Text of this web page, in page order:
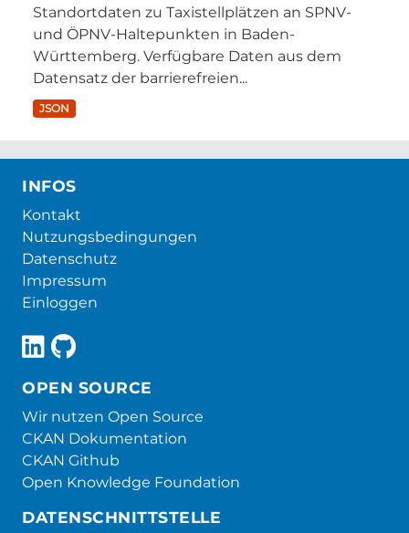
Standortdaten zu Taxistellplätzen an SPNV-
und ÖPNV-Haltepunkten in Baden-
Württemberg. Verfügbare Daten aus dem
Datensatz der barrierefreien...
JSON
INFOS
Kontakt
Nutzungsbedingungen
Datenschutz
Impressum
Einloggen
OPEN SOURCE
Wir nutzen Open Source
CKAN Dokumentation
CKAN Github
Open Knowledge Foundation
DATENSCHNITTSTELLE